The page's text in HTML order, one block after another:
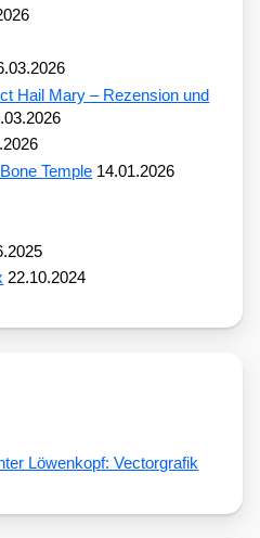
Hail Mary – Rezension und
Temple 14.01.2026
22.10.2024